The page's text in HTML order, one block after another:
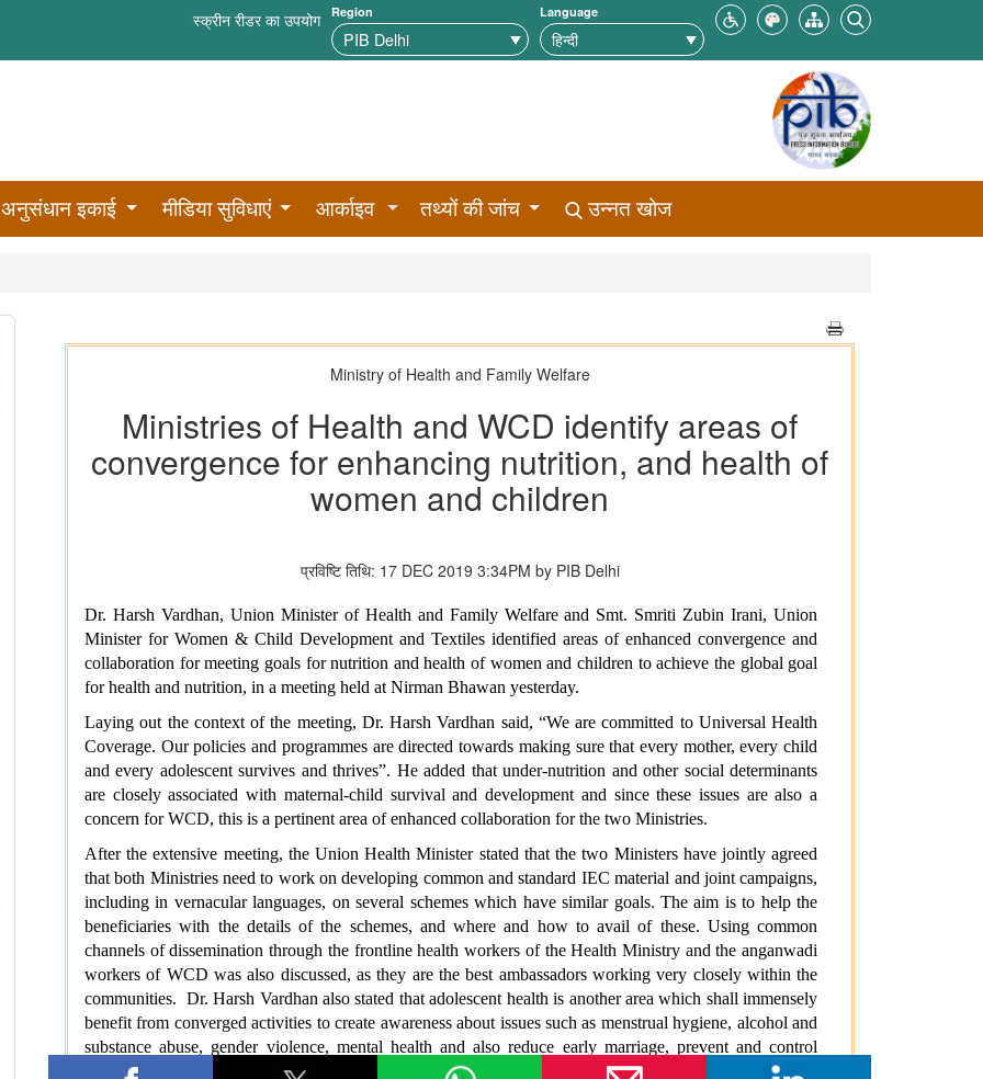
स्क्रीन रीडर का उपयोग Region Language
अनुसंधान इकाई मीडिया सुविधाएं आर्काइव तथ्यों की जांच उन्नत खोज